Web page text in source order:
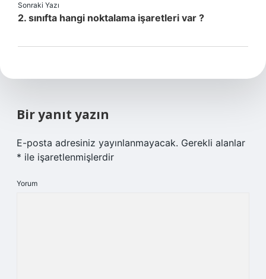
Sonraki Yazı
2. sınıfta hangi noktalama işaretleri var ?
Bir yanıt yazın
E-posta adresiniz yayınlanmayacak. Gerekli alanlar
* ile işaretlenmişlerdir
Yorum